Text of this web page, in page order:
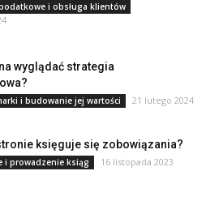
i obsługa klientów
wyglądać strategia
i budowanie jej wartości 21 lutego 2024
księguje się zobowiązania?
i prowadzenie ksiąg 16 listopada 2023